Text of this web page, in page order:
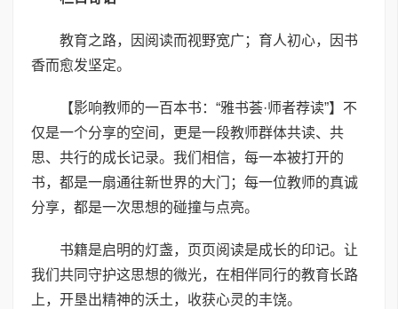
教育之路，因阅读而视野宽广；育人初心，因书
香而愈发坚定。
【影响教师的一百本书：“雅书荟·师者荐读”】不
仅是一个分享的空间，更是一段教师群体共读、共
思、共行的成长记录。我们相信，每一本被打开的
书，都是一扇通往新世界的大门；每一位教师的真诚
分享，都是一次思想的碰撞与点亮。
书籍是启明的灯盏，页页阅读是成长的印记。让
我们共同守护这思想的微光，在相伴同行的教育长路
上，开垦出精神的沃土，收获心灵的丰饶。